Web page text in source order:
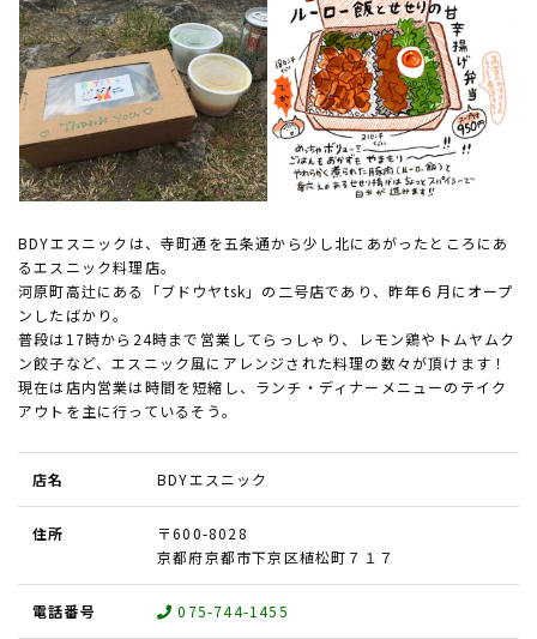
BDYエスニックは、寺町通を五条通から少し北にあがったところにあ
るエスニック料理店。
河原町高辻にある「ブドウヤtsk」の二号店であり、昨年６月にオープ
ンしたばかり。
普段は17時から24時まで営業してらっしゃり、レモン鶏やトムヤムク
ン餃子など、エスニック風にアレンジされた料理の数々が頂けます！
現在は店内営業は時間を短縮し、ランチ・ディナーメニューのテイク
アウトを主に行っているそう。
店名 BDYエスニック
住所
〒600-8028
京都府京都市下京区植松町７１７
電話番号 075-744-1455